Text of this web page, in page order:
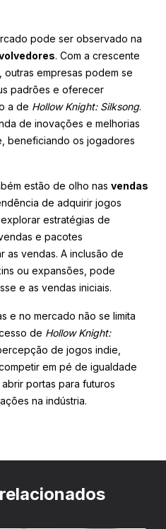
pode ser observado na
. Com a crescente
empresas podem se
padrões e oferecer
a de Hollow Knight: Silksong.
de inovações e melhorias
beneficiando os jogadores
estão de olho nas vendas
de adquirir jogos
estratégias de
e pacotes
as vendas. A inclusão de
ou expansões, pode
e as vendas iniciais.
e no mercado não se limita
de Hollow Knight:
de jogos indie,
em pé de igualdade
portas para futuros
na indústria.